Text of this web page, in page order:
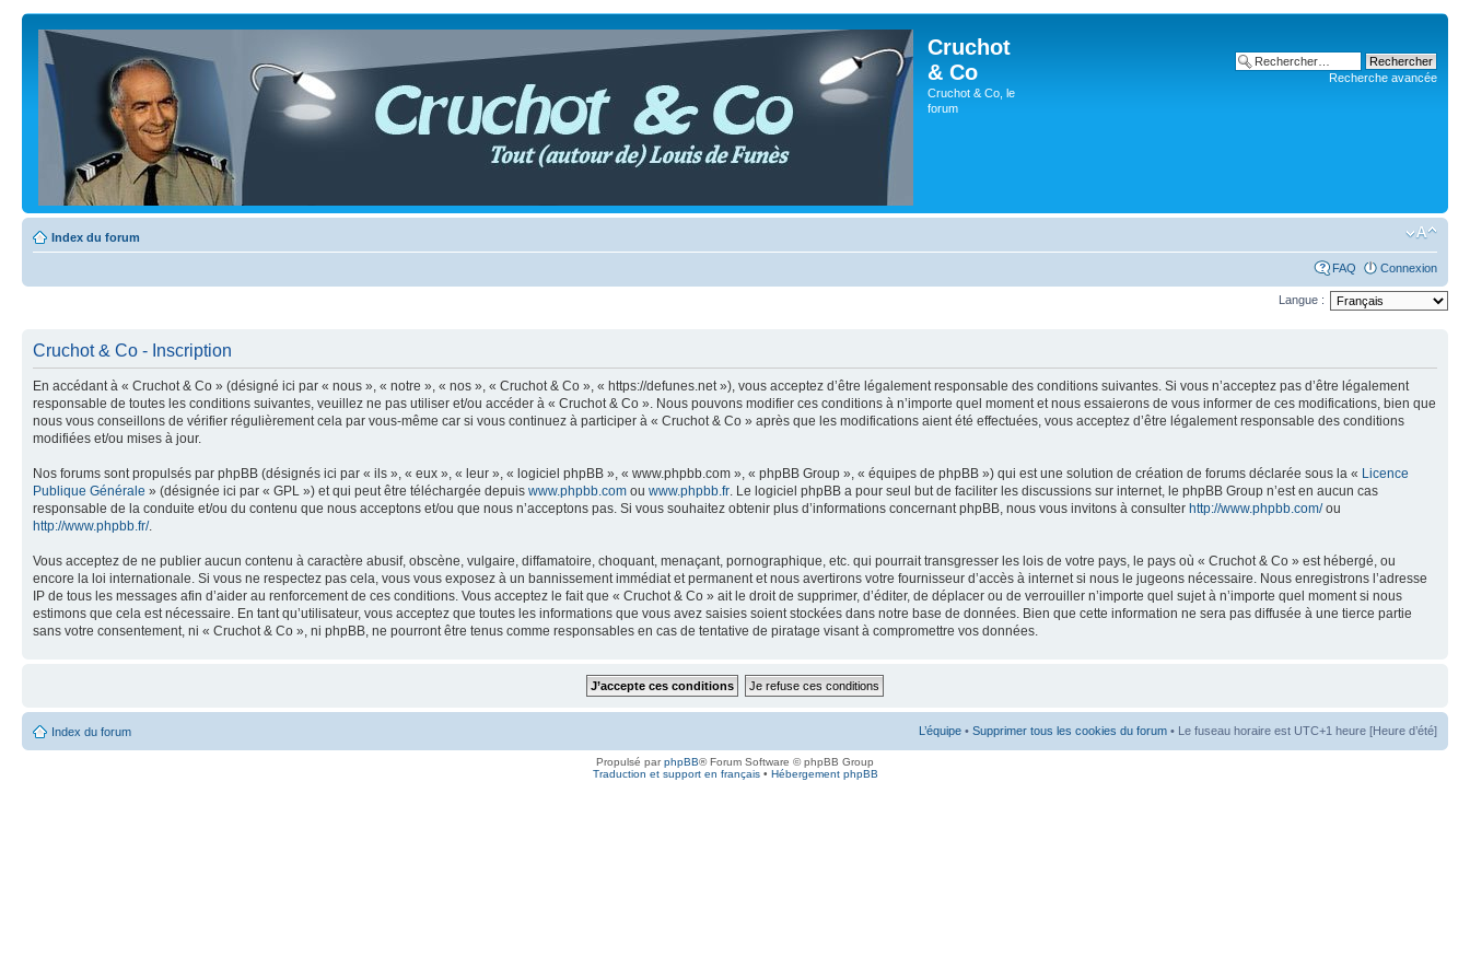
Cruchot
& Co
Cruchot & Co, le
forum
Recherche avancée
Index du forum
FAQ Connexion
Langue :
Cruchot & Co - Inscription
En accédant à « Cruchot & Co » (désigné ici par « nous », « notre », « nos », « Cruchot & Co », « https://defunes.net »), vous acceptez d’être légalement responsable des conditions suivantes. Si vous n’acceptez pas d’être légalement
responsable de toutes les conditions suivantes, veuillez ne pas utiliser et/ou accéder à « Cruchot & Co ». Nous pouvons modifier ces conditions à n’importe quel moment et nous essaierons de vous informer de ces modifications, bien que
nous vous conseillons de vérifier régulièrement cela par vous-même car si vous continuez à participer à « Cruchot & Co » après que les modifications aient été effectuées, vous acceptez d’être légalement responsable des conditions
modifiées et/ou mises à jour.
Nos forums sont propulsés par phpBB (désignés ici par « ils », « eux », « leur », « logiciel phpBB », « www.phpbb.com », « phpBB Group », « équipes de phpBB ») qui est une solution de création de forums déclarée sous la « Licence
Publique Générale » (désignée ici par « GPL ») et qui peut être téléchargée depuis www.phpbb.com ou www.phpbb.fr . Le logiciel phpBB a pour seul but de faciliter les discussions sur internet, le phpBB Group n’est en aucun cas
responsable de la conduite et/ou du contenu que nous acceptons et/ou que nous n’acceptons pas. Si vous souhaitez obtenir plus d’informations concernant phpBB, nous vous invitons à consulter http://www.phpbb.com/ou
http://www.phpbb.fr/.
Vous acceptez de ne publier aucun contenu à caractère abusif, obscène, vulgaire, diffamatoire, choquant, menaçant, pornographique, etc. qui pourrait transgresser les lois de votre pays, le pays où « Cruchot & Co » est hébergé, ou
encore la loi internationale. Si vous ne respectez pas cela, vous vous exposez à un bannissement immédiat et permanent et nous avertirons votre fournisseur d’accès à internet si nous le jugeons nécessaire. Nous enregistrons l’adresse
IP de tous les messages afin d’aider au renforcement de ces conditions. Vous acceptez le fait que « Cruchot & Co » ait le droit de supprimer, d’éditer, de déplacer ou de verrouiller n’importe quel sujet à n’importe quel moment si nous
estimons que cela est nécessaire. En tant qu’utilisateur, vous acceptez que toutes les informations que vous avez saisies soient stockées dans notre base de données. Bien que cette information ne sera pas diffusée à une tierce partie
sans votre consentement, ni « Cruchot & Co », ni phpBB, ne pourront être tenus comme responsables en cas de tentative de piratage visant à compromettre vos données.
Index du forum L’équipe • Supprimer tous les cookies du forum • Le fuseau horaire est UTC+1 heure [Heure d’été]
Propulsé parphpBB® Forum Software © phpBB Group
Traduction et support en français• Hébergement phpBB